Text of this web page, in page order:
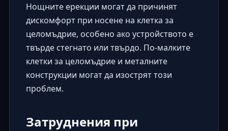
Нощните ерекции могат да причинят
дискомфорт при носене на клетка за
целомъдрие, особено ако устройството е
твърде стегнато или твърдо. По-малките
клетки за целомъдрие и металните
конструкции могат да изострят този
проблем.
Затруднения при